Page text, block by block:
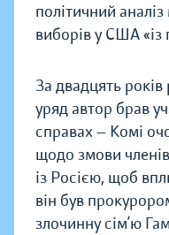
політичний
виборів у США «із
За двадцять
уряд автор брав
справах — Комі
щодо змови
із Росією, щоб
він був
злочинну сім’ю